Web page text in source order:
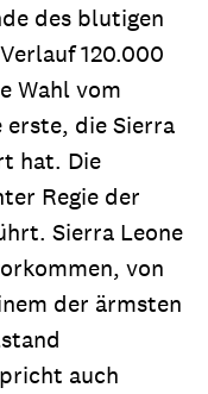
des blutigen
120.000
Wahl vom
erste, die Sierra
hat. Die
Regie der
Sierra Leone
von
der ärmsten
auch